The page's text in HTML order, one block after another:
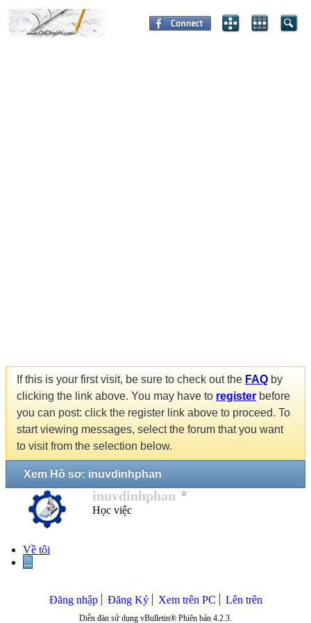
If this is your first visit, be sure to check out the FAQ by
clicking the link above. You may have to register before
you can post: click the register link above to proceed. To
start viewing messages, select the forum that you want
to visit from the selection below.
Xem Hồ sơ: inuvdinhphan
inuvdinhphan
Học việc
Về tôi
...
Đăng nhập Đăng Ký Xem trên PC Lên trên
Diễn đàn sử dụng vBulletin® Phiên bản 4.2.3.